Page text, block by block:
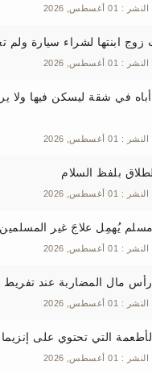
: 01 أغسطس, 2026
ابنتها لشراء سيارة ولم
: 01 أغسطس, 2026
في شقة ليسكن فيها ولا
: 01 أغسطس, 2026
بلفظ السلام
: 01 أغسطس, 2026
يُهمِل علاجَ غير المسلمين
: 01 أغسطس, 2026
مال المضاربة عند تفريط
: 01 أغسطس, 2026
التي تحتوي على
: 01 أغسطس, 2026